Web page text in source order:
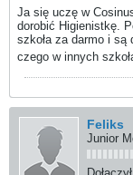
Ja się uczę w
dorobić Higienistkę.
szkoła za darmo i są
czego w innych
Feliks
Junior